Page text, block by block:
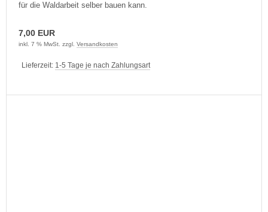
für die Waldarbeit selber bauen kann.
7,00 EUR
inkl. 7 % MwSt. zzgl. Versandkosten
Lieferzeit: 1-5 Tage je nach Zahlungsart